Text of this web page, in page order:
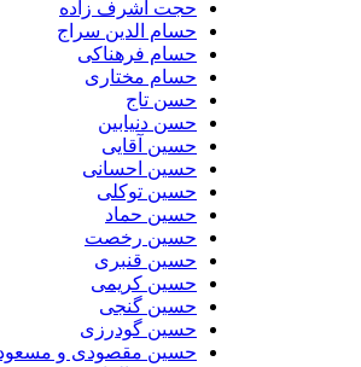
حجت اشرف زاده
حسام الدین سراج
حسام فرهناکی
حسام مختاری
حسن تاج
حسن دنیابین
حسین آقایی
حسین احسانی
حسین توکلی
حسین حماد
حسین رخصت
حسین قنبری
حسین کریمی
حسین گنجی
حسین گودرزی
حسین مقصودی و مسعود اتمام